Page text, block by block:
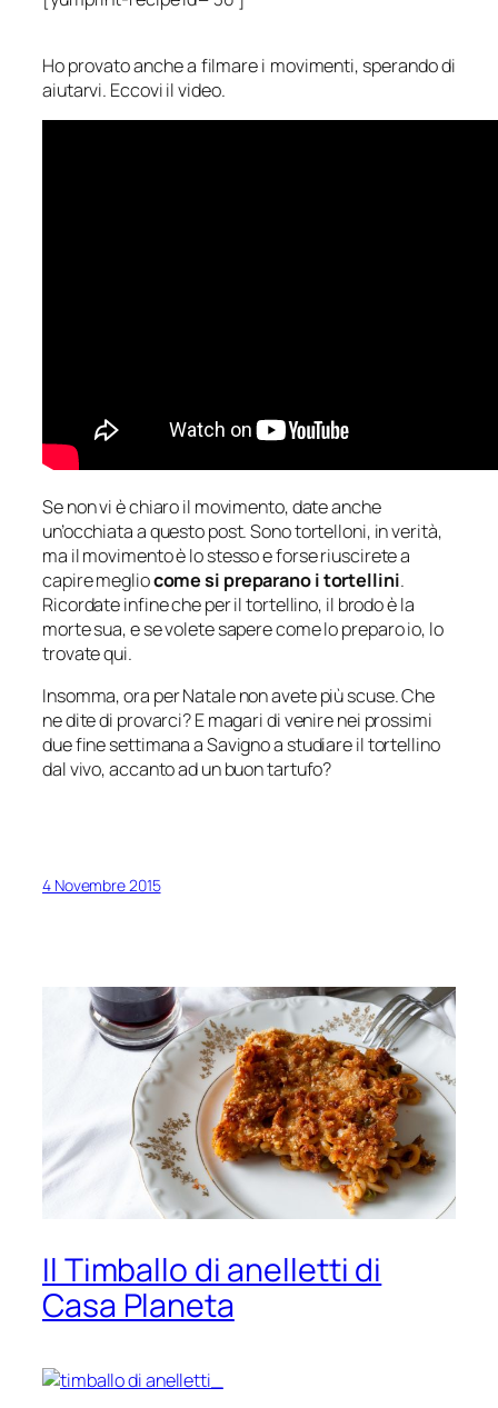
Ho provato anche a filmare i movimenti, sperando di
aiutarvi. Eccovi il video.
Se non vi è chiaro il movimento, date anche
un’occhiata a questo post. Sono tortelloni, in verità,
ma il movimento è lo stesso e forse riuscirete a
capire megliocome si preparano i tortellini.
Ricordate infine che per il tortellino, il brodo è la
morte sua, e se volete sapere come lo preparo io, lo
trovate qui.
Insomma, ora per Natale non avete più scuse. Che
ne dite di provarci? E magari di venire nei prossimi
due fine settimana a Savigno a studiare il tortellino
dal vivo, accanto ad un buon tartufo?
4 Novembre 2015
Il Timballo di anelletti di
Casa Planeta